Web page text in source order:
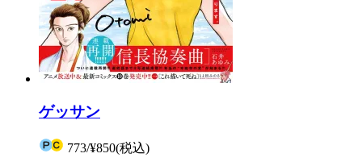
ゲッサン
773/¥850(税込)